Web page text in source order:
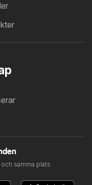
samma plats